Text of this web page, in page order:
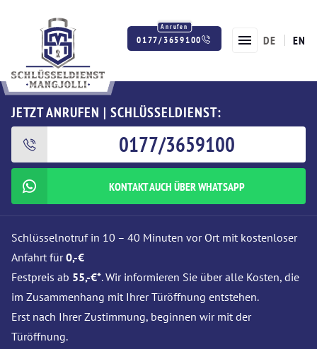
0177/3659100 DE EN
JETZT ANRUFEN | SCHLÜSSELDIENST:
0177/3659100
KONTAKT AUCH ÜBER WHATSAPP
Schlüsselnotruf in 10 – 40 Minuten vor Ort mit kostenloser
Anfahrt für0,-€
Festpreis ab 55,-€*. Wir informieren Sie über alle Kosten, die
im Zusammenhang mit Ihrer Türöffnung entstehen.
Erst nach Ihrer Zustimmung, beginnen wir mit der
Türöffnung.